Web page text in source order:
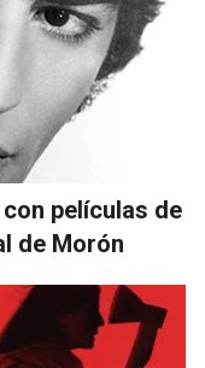
películas de
de Morón